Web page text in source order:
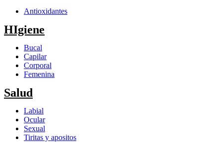
Antioxidantes
HIgiene
Bucal
Capilar
Corporal
Femenina
Salud
Labial
Ocular
Sexual
Tiritas y apositos